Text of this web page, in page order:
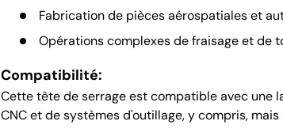
Fabrication de pièces aérospatiales et
Opérations complexes de fraisage et de
Compatibilité:
Cette tête de serrage est compatible avec une
CNC et de systèmes d'outillage, y compris,